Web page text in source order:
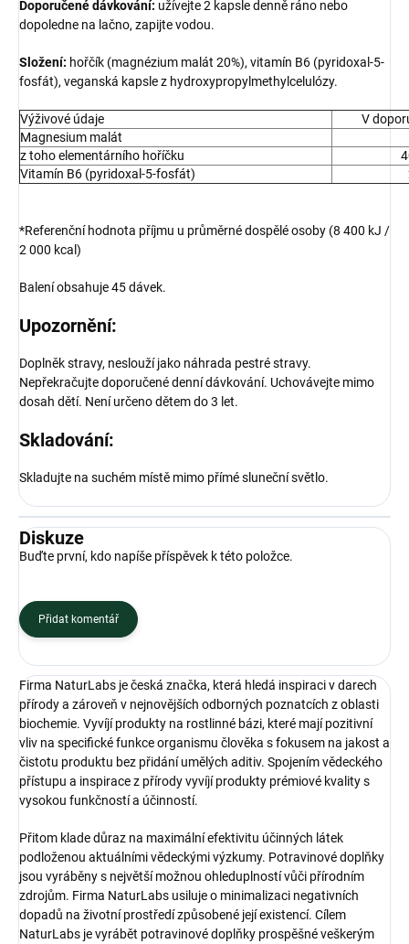
Doporučené dávkování: užívejte 2 kapsle denně ráno nebo
dopoledne na lačno, zapijte vodou.
Složení: hořčík (magnézium malát 20%), vitamín B6 (pyridoxal-5-
fosfát), veganská kapsle z hydroxypropylmethylcelulózy.
Výživové údaje
V
Magnesium malát
z toho elementárního hoříčku
Vitamín B6 (pyridoxal-5-fosfát)
*Referenční hodnota příjmu u průměrné dospělé osoby (8 400 kJ /
2 000 kcal)
Balení obsahuje 45 dávek.
Upozornění:
Doplněk stravy, neslouží jako náhrada pestré stravy.
Nepřekračujte doporučené denní dávkování. Uchovávejte mimo
dosah dětí. Není určeno dětem do 3 let.
Skladování:
Skladujte na suchém místě mimo přímé sluneční světlo.
Diskuze
Buďte první, kdo napíše příspěvek k této položce.
Přidat komentář
Firma NaturLabs je česká značka, která hledá inspiraci v darech
přírody a zároveň v nejnovějších odborných poznatcích z oblasti
biochemie. Vyvíjí produkty na rostlinné bázi, které mají pozitivní
vliv na specifické funkce organismu člověka s fokusem na jakost a
čistotu produktu bez přidání umělých aditiv. Spojením vědeckého
přístupu a inspirace z přírody vyvíjí produkty prémiové kvality s
vysokou funkčností a účinností.
Přitom klade důraz na maximální efektivitu účinných látek
podloženou aktuálními vědeckými výzkumy. Potravinové doplňky
jsou vyráběny s největší možnou ohleduplností vůči přírodním
zdrojům. Firma NaturLabs usiluje o minimalizaci negativních
dopadů na životní prostředí způsobené její existencí. Cílem
NaturLabs je vyrábět potravinové doplňky prospěšné veškerým